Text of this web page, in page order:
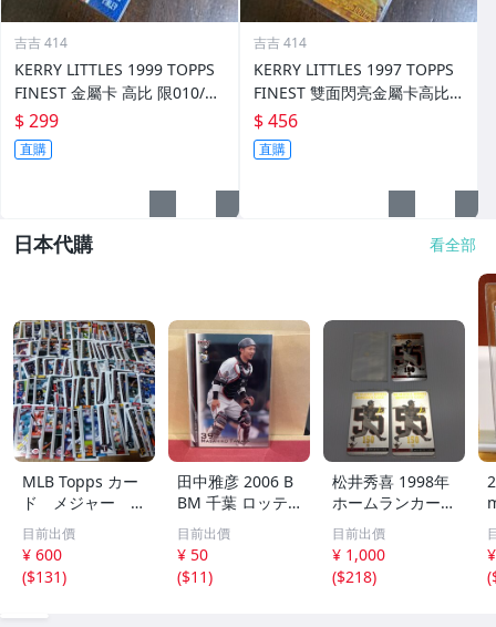
吉吉 414
KERRY LITTLES 1999 TOPPS
FINEST 金屬卡 高比 限010/75
0 前後如圖
$ 299
直購
吉吉 414
KERRY LITTLES 1997 TOPPS
FINEST 雙面閃亮金屬卡高比 R
EF 限135/289 前後如圖
$ 456
直購
日本代購 看全部
MLB Topps カー
ド メジャー 1
00枚 2
目前出價
¥ 600
($131)
田中雅彦 2006 B
BM 千葉 ロッテ
マリーンズ トレ
カ プロ野球 カー
ド M37 スポーツ
アスリート トレ
目前出價
¥ 50
($11)
松井秀喜 1998年
ホームランカード
150号 記念カード
3枚セット 読売ジ
ャイアンツ 日本
テレビ 劇空間プ
目前出價
¥ 1,000
($218)
(